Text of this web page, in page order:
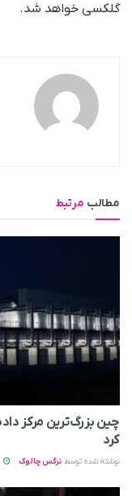
گلکسی خواهد شد.
مطالب مرتبط
کرد
نوشته شده توسط نرگس چالوک